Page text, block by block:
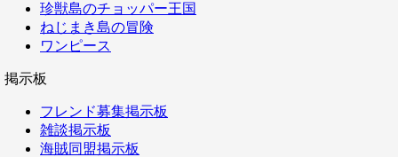
珍獣島のチョッパー王国
ねじまき島の冒険
ワンピース
掲示板
フレンド募集掲示板
雑談掲示板
海賊同盟掲示板